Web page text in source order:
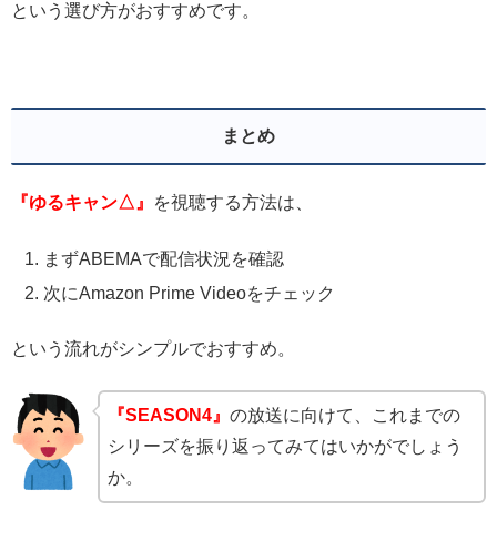
という選び方がおすすめです。
まとめ
『ゆるキャン△』 を視聴する方法は、
まずABEMAで配信状況を確認
次にAmazon Prime Videoをチェック
という流れがシンプルでおすすめ。
『SEASON4』の放送に向けて、これまでの
シリーズを振り返ってみてはいかがでしょう
か。